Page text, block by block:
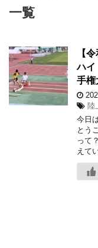
一覧
【
ハイ
手権
陸
今日
とう
って
えて